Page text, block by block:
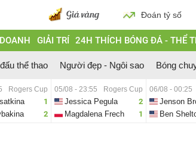
Đoán tỷ số
GIẢI TRÍ 24H THÍCH BÓNG ĐÁ - THỂ
thể thao Người đẹp - Ngôi sao Bóng
Rogers Cup
1
2
05/08 - 23:55 Rogers Cup
Jessica Pegula
2
Magdalena Frech
1
06/08 - 00:25
Jenson
Ben